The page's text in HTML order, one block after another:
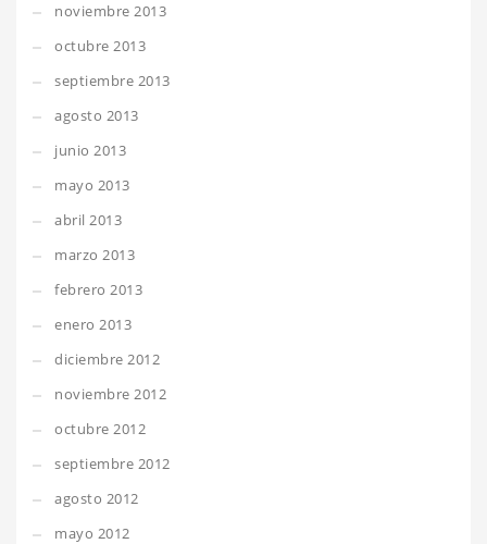
noviembre 2013
octubre 2013
septiembre 2013
agosto 2013
junio 2013
mayo 2013
abril 2013
marzo 2013
febrero 2013
enero 2013
diciembre 2012
noviembre 2012
octubre 2012
septiembre 2012
agosto 2012
mayo 2012